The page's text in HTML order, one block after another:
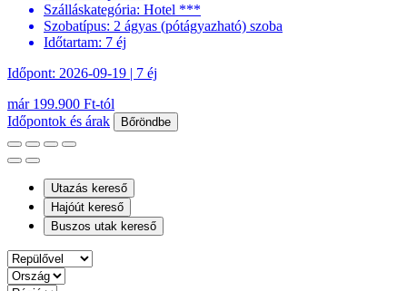
Szálláskategória: Hotel ***
Szobatípus: 2 ágyas (pótágyazható) szoba
Időtartam: 7 éj
Időpont: 2026-09-19 | 7 éj
már 199.900 Ft-tól
Időpontok és árak
Bőröndbe
Utazás kereső
Hajóút kereső
Buszos utak kereső